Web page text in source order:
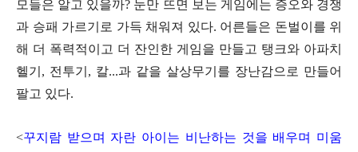
모들은 알고 있을까? 눈만 뜨면 보는 게임에는 증오와 경쟁
과 승패 가르기로 가득 채워져 있다. 어른들은 돈벌이를 위
해 더 폭력적이고 더 잔인한 게임을 만들고 탱크와 아파치
헬기, 전투기, 칼...과 같을 살상무기를 장난감으로 만들어
팔고 있다.
<꾸지람 받으며 자란 아이는 비난하는 것을 배우며 미움